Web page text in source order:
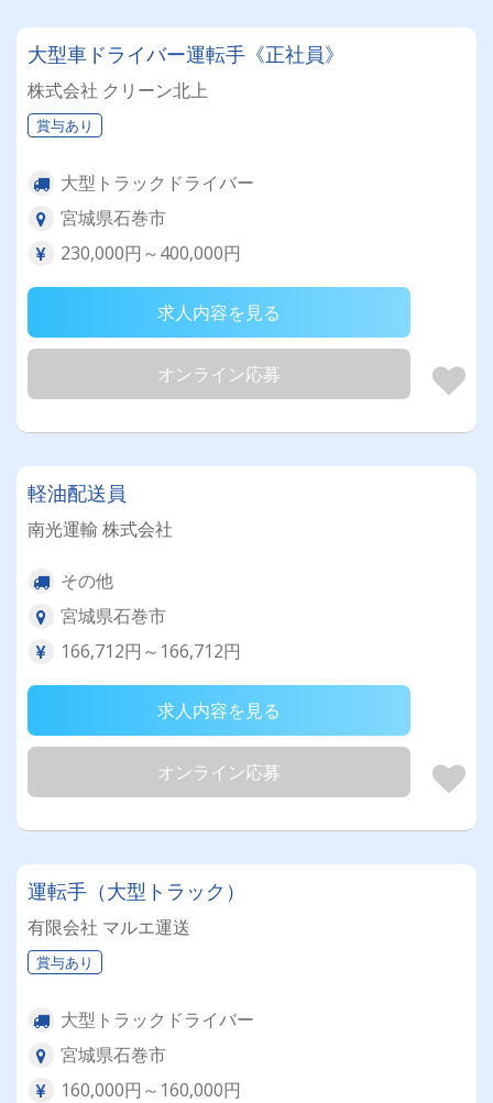
大型車ドライバー運転手《正社員》
株式会社 クリーン北上
賞与あり
大型トラックドライバー
宮城県石巻市
230,000円～400,000円
求人内容を見る
オンライン応募
軽油配送員
南光運輸 株式会社
その他
宮城県石巻市
166,712円～166,712円
求人内容を見る
オンライン応募
運転手（大型トラック）
有限会社 マルエ運送
賞与あり
大型トラックドライバー
宮城県石巻市
160,000円～160,000円